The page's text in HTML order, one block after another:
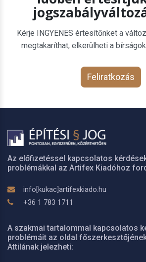
Kérje INGYENES értesítőnket a
megtakaríthat, elkerülheti a
Feliratkozás
Az előfizetéssel kapcsolatos
problémákkal az Artifex Kiadóhoz
info[kukac]artifexkiado.hu
+36 1 783 1711
A szakmai tartalommal kapcsolatos
problémáit az oldal
Attilának jelezheti: